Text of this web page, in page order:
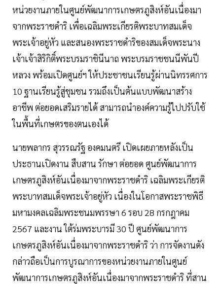
หน่วยงานภายในศูนย์พัฒนาการเกษตรภูสิงห์อันเนื่องมา
จากพระราชดำริ เพื่อเฉลิมพระเกียรติพระบาทสมเด็จ
พระเจ้าอยู่หัว และสนองพระราชดำริของสมเด็จพระนาง
เจ้าเจ้าสิริกิติ์พระบรมราชินีนาถ พระบรมราชชนนีพันปี
หลวง พร้อมเปิดศูนย์ฯ ให้ประชาชนเรียนรู้ผ่านนิทรรศการ
10 ฐานเรียนรู้สู่ชุมชน รวมถึงเป็นต้นแบบพัฒนาสร้าง
อาชีพ ต่อยอดเสริมรายได้ สามารถนำองค์ความรู้ไปปรับใช้
ในพื้นที่เกษตรของตนเองได้
นายพลากร สุวรรณรัฐ องคมนตรี เปิดเผยภายหลังเป็น
ประธานเปิดงาน สืบสาน รักษา ต่อยอด ศูนย์พัฒนาการ
เกษตรภูสิงห์อันเนื่องมาจากพระราชดำริ เฉลิมพระเกียรติ
พระบาทสมเด็จพระเจ้าอยู่หัว เนื่องในโอกาสพระราชพิธี
มหามงคลเฉลิมพระชนมพรรษา 6 รอบ 28 กรกฎาคม
2567 และงาน ใต้ร่มพระบารมี 30 ปี ศูนย์พัฒนาการ
เกษตรภูสิงห์อันเนื่องมาจากพระราชดำริ ว่า การจัดงานดัง
กล่าวถือเป็นการบูรณาการของหน่วยงานภายในศูนย์
พัฒนาการเกษตรภูสิงห์อันเนื่องมาจากพระราชดำริ ที่สาน